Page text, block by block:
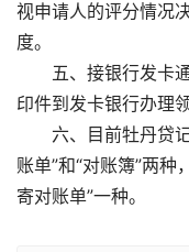
视申请人的评分情况
度。
五、接银行发卡
印件到发卡银行办理
六、目前牡丹贷
账单”和“对账簿”两
寄对账单”一种。